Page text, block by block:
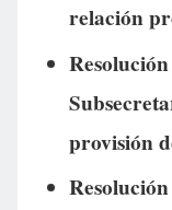
relación
provisión